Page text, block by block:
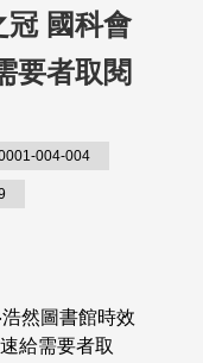
冠 國科會
要者取閱
004-004
然圖書館時效
給需要者取